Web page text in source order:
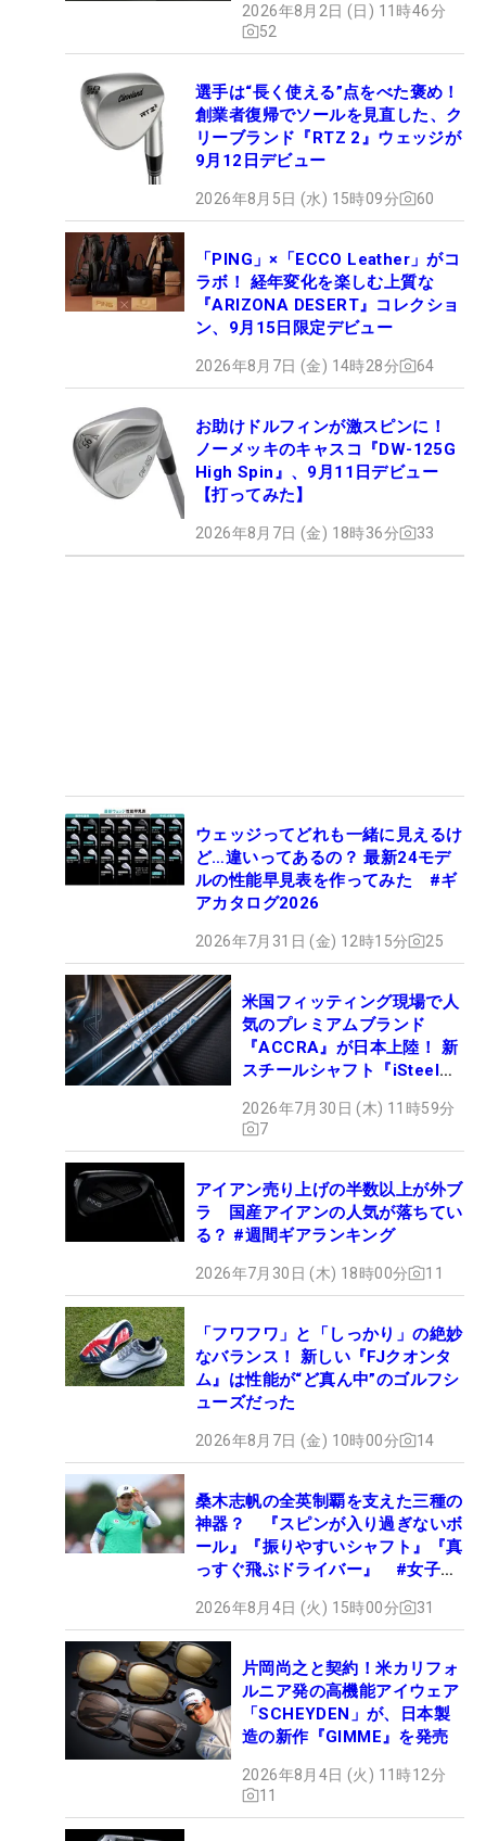
2026年8月2日 (日) 11時46分
52
選手は“長く使える”点をべた褒め！
創業者復帰でソールを見直した、ク
リーブランド『RTZ 2』ウェッジが
9月12日デビュー
2026年8月5日 (水) 15時09分 60
「PING」×「ECCO Leather」がコ
ラボ！ 経年変化を楽しむ上質な
『ARIZONA DESERT』コレクショ
ン、9月15日限定デビュー
2026年8月7日 (金) 14時28分 64
お助けドルフィンが激スピンに！
ノーメッキのキャスコ『DW-125G
High Spin』、9月11日デビュー
【打ってみた】
2026年8月7日 (金) 18時36分 33
ウェッジってどれも一緒に見えるけ
ど…違いってあるの？ 最新24モデ
ルの性能早見表を作ってみた #ギ
アカタログ2026
2026年7月31日 (金) 12時15分 25
米国フィッティング現場で人
気のプレミアムブランド
『ACCRA』が日本上陸！ 新
スチールシャフト『iSteel
2026年7月30日 (木) 11時59分
7
アイアン売り上げの半数以上が外ブ
ラ 国産アイアンの人気が落ちてい
る？ #週間ギアランキング
2026年7月30日 (木) 18時00分 11
「フワフワ」と「しっかり」の絶妙
なバランス！ 新しい『FJクオンタ
ム』は性能が“ど真ん中”のゴルフシ
ューズだった
2026年8月7日 (金) 10時00分 14
桑木志帆の全英制覇を支えた三種の
神器？ 『スピンが入り過ぎないボ
ール』『振りやすいシャフト』『真
っすぐ飛ぶドライバー』 #女子プ
2026年8月4日 (火) 15時00分 31
片岡尚之と契約！米カリフォ
ルニア発の高機能アイウェア
「SCHEYDEN」が、日本製
造の新作『GIMME』を発売
2026年8月4日 (火) 11時12分
11